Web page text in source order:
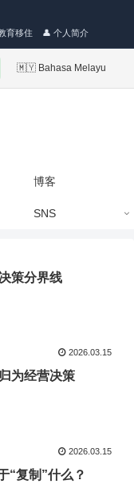
育移住 👤 个人简介
🇲🇾 Bahasa Melayu
博客
SNS
策分界线
2026.03.15
为经营决策
2026.03.15
“复制”什么？